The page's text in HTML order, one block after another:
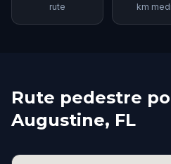
rute km
Rute pedestre
Augustine, FL